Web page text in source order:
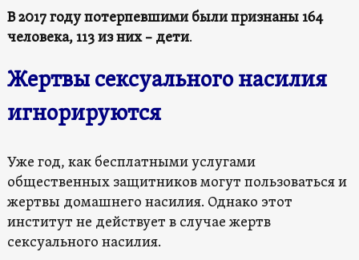
В 2017 году потерпевшими были признаны164
человека, 113 из них – дети.
Жертвы сексуального насилия
игнорируются
Уже год, как бесплатными услугами
общественных защитников могут пользоваться и
жертвы домашнего насилия. Однако этот
институт не действует в случае жертв
сексуального насилия.